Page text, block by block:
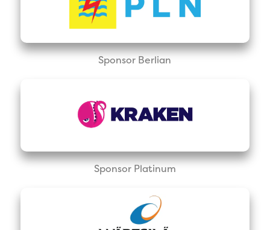
Sponsor Berlian
Sponsor Platinum